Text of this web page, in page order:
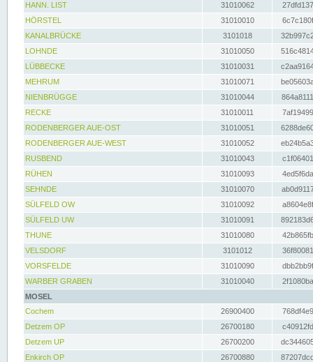
HANN. LIST
31010062
HÖRSTEL
31010010
KANALBRÜCKE
3101018
LOHNDE
31010050
LÜBBECKE
31010031
MEHRUM
31010071
NIENBRÜGGE
31010044
RECKE
31010011
RODENBERGER AUE-OST
31010051
RODENBERGER AUE-WEST
31010052
RUSBEND
31010043
RÜHEN
31010093
SEHNDE
31010070
SÜLFELD OW
31010092
SÜLFELD UW
31010091
THUNE
31010080
VELSDORF
3101012
VORSFELDE
31010090
WARBER GRABEN
31010040
MOSEL
Cochem
26900400
Detzem OP
26700180
Detzem UP
26700200
Enkirch OP
26700880